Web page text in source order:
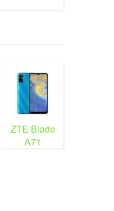
ZTE Blade
A71